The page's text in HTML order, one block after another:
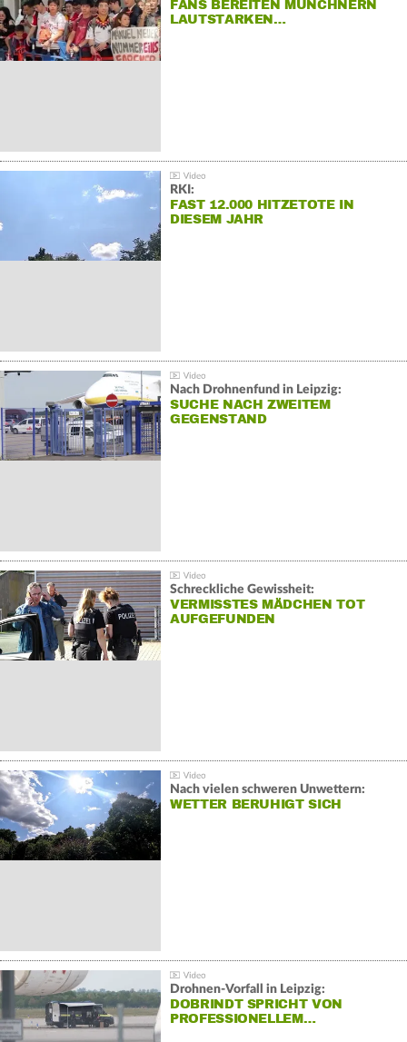
FANS BEREITEN MÜNCHNERN
LAUTSTARKEN…
RKI:
FAST 12.000 HITZETOTE IN
DIESEM JAHR
Nach Drohnenfund in Leipzig:
SUCHE NACH ZWEITEM
GEGENSTAND
Schreckliche Gewissheit:
VERMISSTES MÄDCHEN TOT
AUFGEFUNDEN
Nach vielen schweren Unwettern:
WETTER BERUHIGT SICH
Drohnen-Vorfall in Leipzig:
DOBRINDT SPRICHT VON
PROFESSIONELLEM…